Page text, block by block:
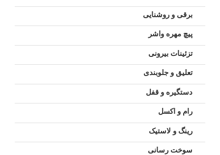
برقی و روشنایی
پیچ مهره واشر
تزئینات بیرونی
تعلیق و جلوبندی
دستگیره و قفل
رام و اکسل
رینگ و لاستیک
سوخت رسانی